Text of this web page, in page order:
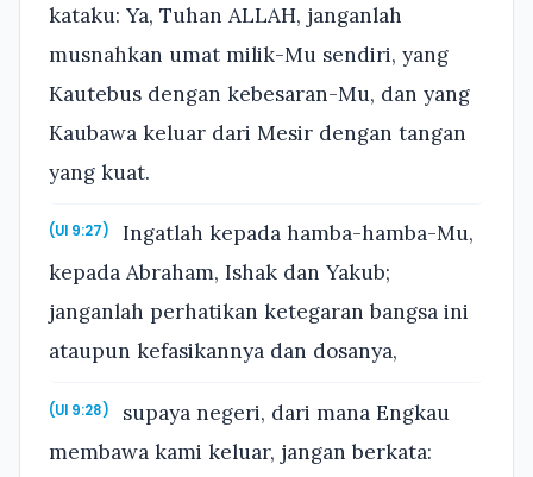
kataku: Ya, Tuhan ALLAH, janganlah
musnahkan umat milik-Mu sendiri, yang
Kautebus dengan kebesaran-Mu, dan yang
Kaubawa keluar dari Mesir dengan tangan
yang kuat.
(Ul 9:27)
Ingatlah kepada hamba-hamba-Mu,
kepada Abraham, Ishak dan Yakub;
janganlah perhatikan ketegaran bangsa ini
ataupun kefasikannya dan dosanya,
(Ul 9:28)
supaya negeri, dari mana Engkau
membawa kami keluar, jangan berkata: